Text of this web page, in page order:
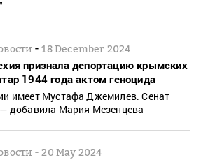
-18 December 2024
признала депортацию крымских
1944 года актом геноцида
имеет Мустафа Джемилев. Сенат
добавила Мария Мезенцева
-20 May 2024